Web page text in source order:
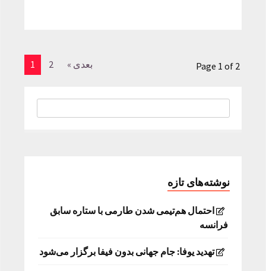
1 2 بعدی » Page 1 of 2
نوشته‌های تازه
احتمال هم‌تیمی شدن طارمی با ستاره سابق
فرانسه
تهدید یوفا: جام جهانی بدون فیفا برگزار می‌شود